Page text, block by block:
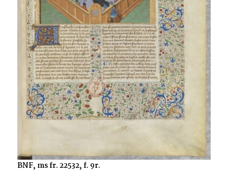
BNF, ms fr. 22532, f. 9r.